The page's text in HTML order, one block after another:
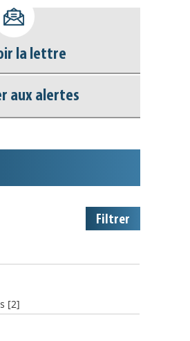
Scoop.it
projets
la lettre
aux alertes
[2]